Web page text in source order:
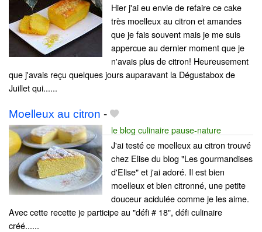
Hier j'ai eu envie de refaire ce cake
très moelleux au citron et amandes
que je fais souvent mais je me suis
appercue au dernier moment que je
n'avais plus de citron! Heureusement
que j'avais reçu quelques jours auparavant la Dégustabox de
Juillet qui......
Moelleux au citron -
le blog culinaire pause-nature
J'ai testé ce moelleux au citron trouvé
chez Elise du blog "Les gourmandises
d'Elise" et j'ai adoré. Il est bien
moelleux et bien citronné, une petite
douceur acidulée comme je les aime.
Avec cette recette je participe au "défi # 18", défi culinaire
créé......